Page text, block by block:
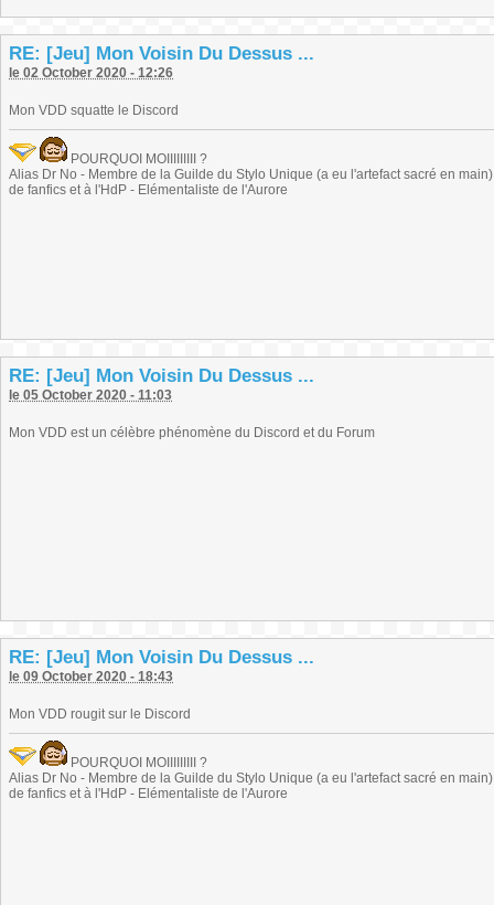
RE: [Jeu] Mon Voisin Du Dessus ...
le 02 October 2020 - 12:26
Mon VDD squatte le Discord
POURQUOI MOIIIIIIIII ?
Alias Dr No - Membre de la Guilde du Stylo Unique (a eu l'artefact sacré en
de fanfics et à l'HdP - Elémentaliste de l'Aurore
RE: [Jeu] Mon Voisin Du Dessus ...
le 05 October 2020 - 11:03
Mon VDD est un célèbre phénomène du Discord et du Forum
RE: [Jeu] Mon Voisin Du Dessus ...
le 09 October 2020 - 18:43
Mon VDD rougit sur le Discord
POURQUOI MOIIIIIIIII ?
Alias Dr No - Membre de la Guilde du Stylo Unique (a eu l'artefact sacré en
de fanfics et à l'HdP - Elémentaliste de l'Aurore